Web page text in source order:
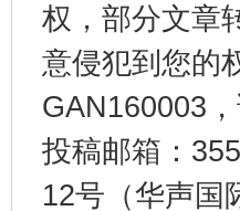
权，部分文章
意侵犯到您的
GAN160003
投稿邮箱：
12号（华声国
东山县通报“牛蛙产品抗